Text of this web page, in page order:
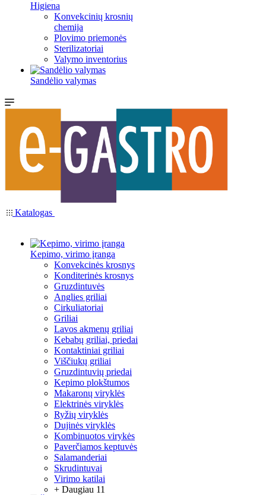
Higiena
Konvekcinių krosnių
chemija
Plovimo priemonės
Sterilizatoriai
Valymo inventorius
Sandėlio valymas
Katalogas
Kepimo, virimo įranga
Konvekcinės krosnys
Konditerinės krosnys
Gruzdintuvės
Anglies griliai
Cirkuliatoriai
Griliai
Lavos akmenų griliai
Kebabų griliai, priedai
Kontaktiniai griliai
Viščiukų griliai
Gruzdintuvių priedai
Kepimo plokštumos
Makaronų viryklės
Elektrinės viryklės
Ryžių viryklės
Dujinės viryklės
Kombinuotos virykės
Paverčiamos keptuvės
Salamanderiai
Skrudintuvai
Virimo katilai
+ Daugiau 11